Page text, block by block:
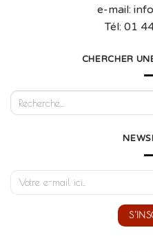
e-mail:
Tél: 01
CHERCHER